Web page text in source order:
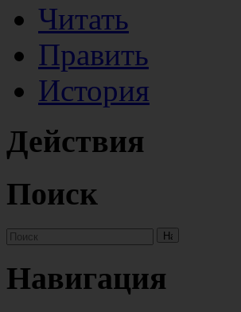
Читать
Править
История
Действия
Поиск
Навигация